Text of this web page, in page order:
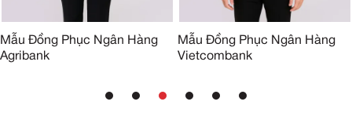
Mẫu Đồng Phục Ngân Hàng
Agribank
Mẫu Đồng Phục Ngân Hàng
Vietcombank